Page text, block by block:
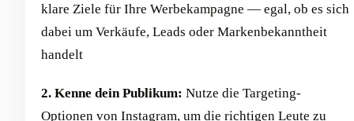
klare Ziele für Ihre Werbekampagne — egal, ob es sich
dabei um Verkäufe, Leads oder Markenbekanntheit
handelt
2. Kenne dein Publikum: Nutze die Targeting-
Optionen von Instagram, um die richtigen Leute zu